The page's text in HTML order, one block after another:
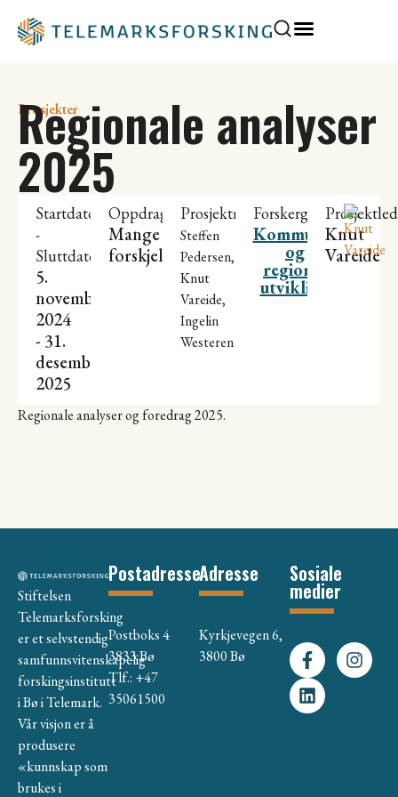
Prosjekter
Regionale analyser
2025
Startdato
-
Sluttdato
5.
november
2024
- 31.
desember
2025
Oppdragsgiver
Mange
forskjellige
Prosjektmedarbeidere
Steffen
Pedersen,
Knut
Vareide,
Ingelin
Westeren
Forskergrupper
Kommunal
og
regional
utvikling
Knut
Vareide
Regionale analyser og foredrag 2025.
Stiftelsen
Telemarksforsking
er et selvstendig
samfunnsvitenskapelig
forskingsinstitutt
i Bø i Telemark.
Vår visjon er å
produsere
«kunnskap som
brukes i
Postadresse
Postboks 4
3833 Bø
Tlf.: +47
35061500
Adresse
Kyrkjevegen 6,
3800 Bø
Sosiale
medier